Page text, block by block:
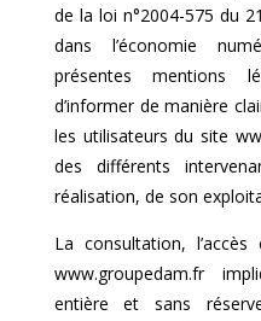
de la loi n°2004-575 du
dans l’économie
présentes mentions
d’informer de manière
les utilisateurs du site
des différents
réalisation, de son
La consultation,
www.groupedam.fr
entière et sans